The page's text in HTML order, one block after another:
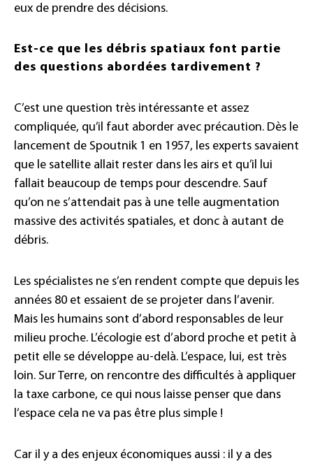
eux de prendre des décisions.
Est-ce que les débris spatiaux font partie
des questions abordées tardivement ?
C’est une question très intéressante et assez
compliquée, qu’il faut aborder avec précaution. Dès le
lancement de Spoutnik 1 en 1957, les experts savaient
que le satellite allait rester dans les airs et qu’il lui
fallait beaucoup de temps pour descendre. Sauf
qu’on ne s’attendait pas à une telle augmentation
massive des activités spatiales, et donc à autant de
débris.
Les spécialistes ne s’en rendent compte que depuis les
années 80 et essaient de se projeter dans l’avenir.
Mais les humains sont d’abord responsables de leur
milieu proche. L’écologie est d’abord proche et petit à
petit elle se développe au-delà. L’espace, lui, est très
loin. Sur Terre, on rencontre des difficultés à appliquer
la taxe carbone, ce qui nous laisse penser que dans
l’espace cela ne va pas être plus simple !
Car il y a des enjeux économiques aussi : il y a des